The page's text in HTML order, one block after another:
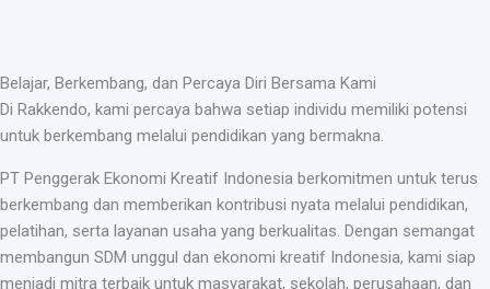
Belajar, Berkembang, dan Percaya Diri Bersama Kami
Di Rakkendo, kami percaya bahwa setiap individu memiliki potensi
untuk berkembang melalui pendidikan yang bermakna.
PT Penggerak Ekonomi Kreatif Indonesia berkomitmen untuk terus
berkembang dan memberikan kontribusi nyata melalui pendidikan,
pelatihan, serta layanan usaha yang berkualitas. Dengan semangat
membangun SDM unggul dan ekonomi kreatif Indonesia, kami siap
menjadi mitra terbaik untuk masyarakat, sekolah, perusahaan, dan